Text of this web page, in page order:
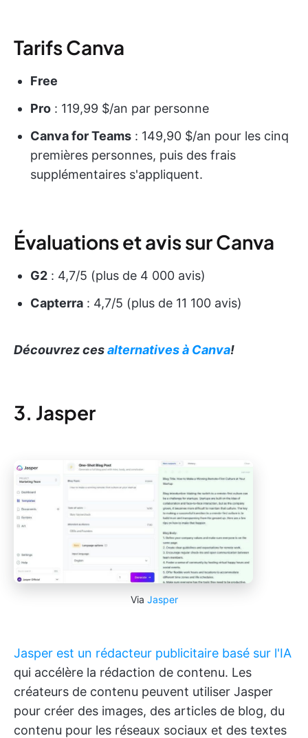
Tarifs Canva
Free
Pro : 119,99 $/an par personne
Canvafor Teams : 149,90 $/an pour les cinq
premières personnes, puis des frais
supplémentaires s'appliquent.
Évaluations et avis sur Canva
G2 : 4,7/5 (plus de 4 000 avis)
Capterra : 4,7/5 (plus de 11 100 avis)
Découvrez cesalternatives à Canva!
3. Jasper
Via Jasper
Jasper est un rédacteur publicitaire basé sur l'IA
qui accélère la rédaction de contenu. Les
créateurs de contenu peuvent utiliser Jasper
pour créer des images, des articles de blog, du
contenu pour les réseaux sociaux et des textes